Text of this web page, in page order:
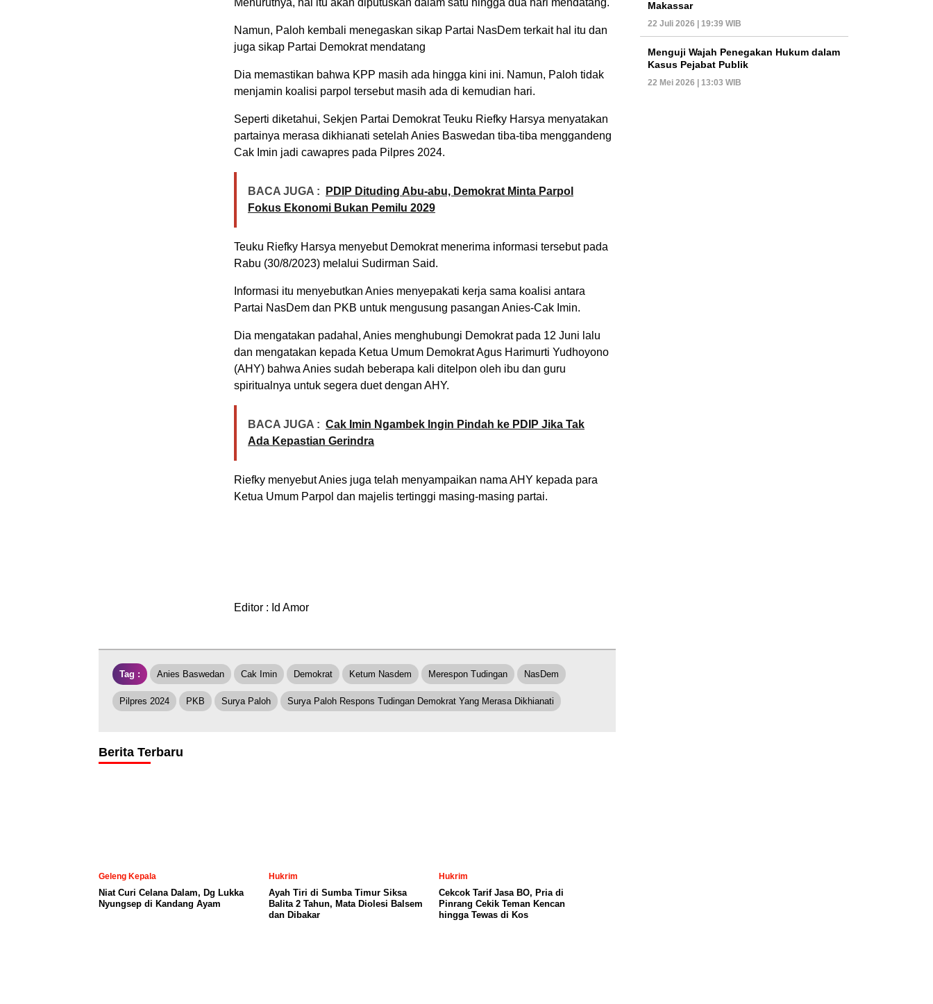
Menurutnya, hal itu akan diputuskan dalam satu hingga dua hari mendatang.
Namun, Paloh kembali menegaskan sikap Partai NasDem terkait hal itu dan
juga sikap Partai Demokrat mendatang
Dia memastikan bahwa KPP masih ada hingga kini ini. Namun, Paloh tidak
menjamin koalisi parpol tersebut masih ada di kemudian hari.
Seperti diketahui, Sekjen Partai Demokrat Teuku Riefky Harsya menyatakan
partainya merasa dikhianati setelah Anies Baswedan tiba-tiba menggandeng
Cak Imin jadi cawapres pada Pilpres 2024.
BACA JUGA :
PDIP Dituding Abu-abu, Demokrat Minta Parpol
Fokus Ekonomi Bukan Pemilu 2029
Teuku Riefky Harsya menyebut Demokrat menerima informasi tersebut pada
Rabu (30/8/2023) melalui Sudirman Said.
Informasi itu menyebutkan Anies menyepakati kerja sama koalisi antara
Partai NasDem dan PKB untuk mengusung pasangan Anies-Cak Imin.
Dia mengatakan padahal, Anies menghubungi Demokrat pada 12 Juni lalu
dan mengatakan kepada Ketua Umum Demokrat Agus Harimurti Yudhoyono
(AHY) bahwa Anies sudah beberapa kali ditelpon oleh ibu dan guru
spiritualnya untuk segera duet dengan AHY.
BACA JUGA : Cak Imin Ngambek Ingin Pindah ke PDIP Jika Tak
Ada Kepastian Gerindra
Riefky menyebut Anies juga telah menyampaikan nama AHY kepada para
Ketua Umum Parpol dan majelis tertinggi masing-masing partai.
Editor : Id Amor
Tag : Anies Baswedan Cak Imin Demokrat Ketum Nasdem Merespon Tudingan NasDem
Pilpres 2024 PKB Surya Paloh Surya Paloh Respons Tudingan Demokrat Yang Merasa Dikhianati
Berita Terbaru
Geleng Kepala
Niat Curi Celana Dalam, Dg Lukka
Nyungsep di Kandang Ayam
Hukrim
Ayah Tiri di Sumba Timur Siksa
Balita 2 Tahun, Mata Diolesi Balsem
dan Dibakar
Hukrim
Cekcok Tarif Jasa BO, Pria di
Pinrang Cekik Teman Kencan
hingga Tewas di Kos
Makassar
22 Juli 2026 | 19:39 WIB
Menguji Wajah Penegakan Hukum dalam
Kasus Pejabat Publik
22 Mei 2026 | 13:03 WIB